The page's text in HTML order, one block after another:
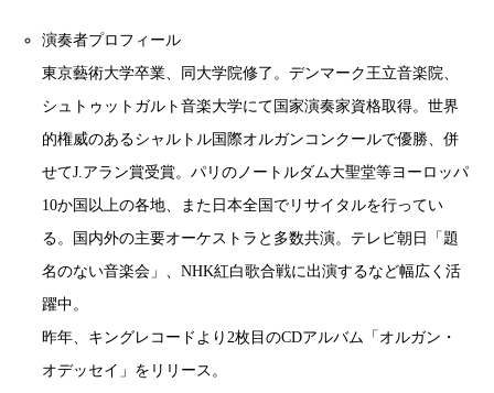
演奏者プロフィール
東京藝術大学卒業、同大学院修了。デンマーク王立音楽院、
シュトゥットガルト音楽大学にて国家演奏家資格取得。世界
的権威のあるシャルトル国際オルガンコンクールで優勝、併
せてJ.アラン賞受賞。パリのノートルダム大聖堂等ヨーロッパ
10か国以上の各地、また日本全国でリサイタルを行ってい
る。国内外の主要オーケストラと多数共演。テレビ朝日「題
名のない音楽会」、NHK紅白歌合戦に出演するなど幅広く活
躍中。
昨年、キングレコードより2枚目のCDアルバム「オルガン・
オデッセイ」をリリース。